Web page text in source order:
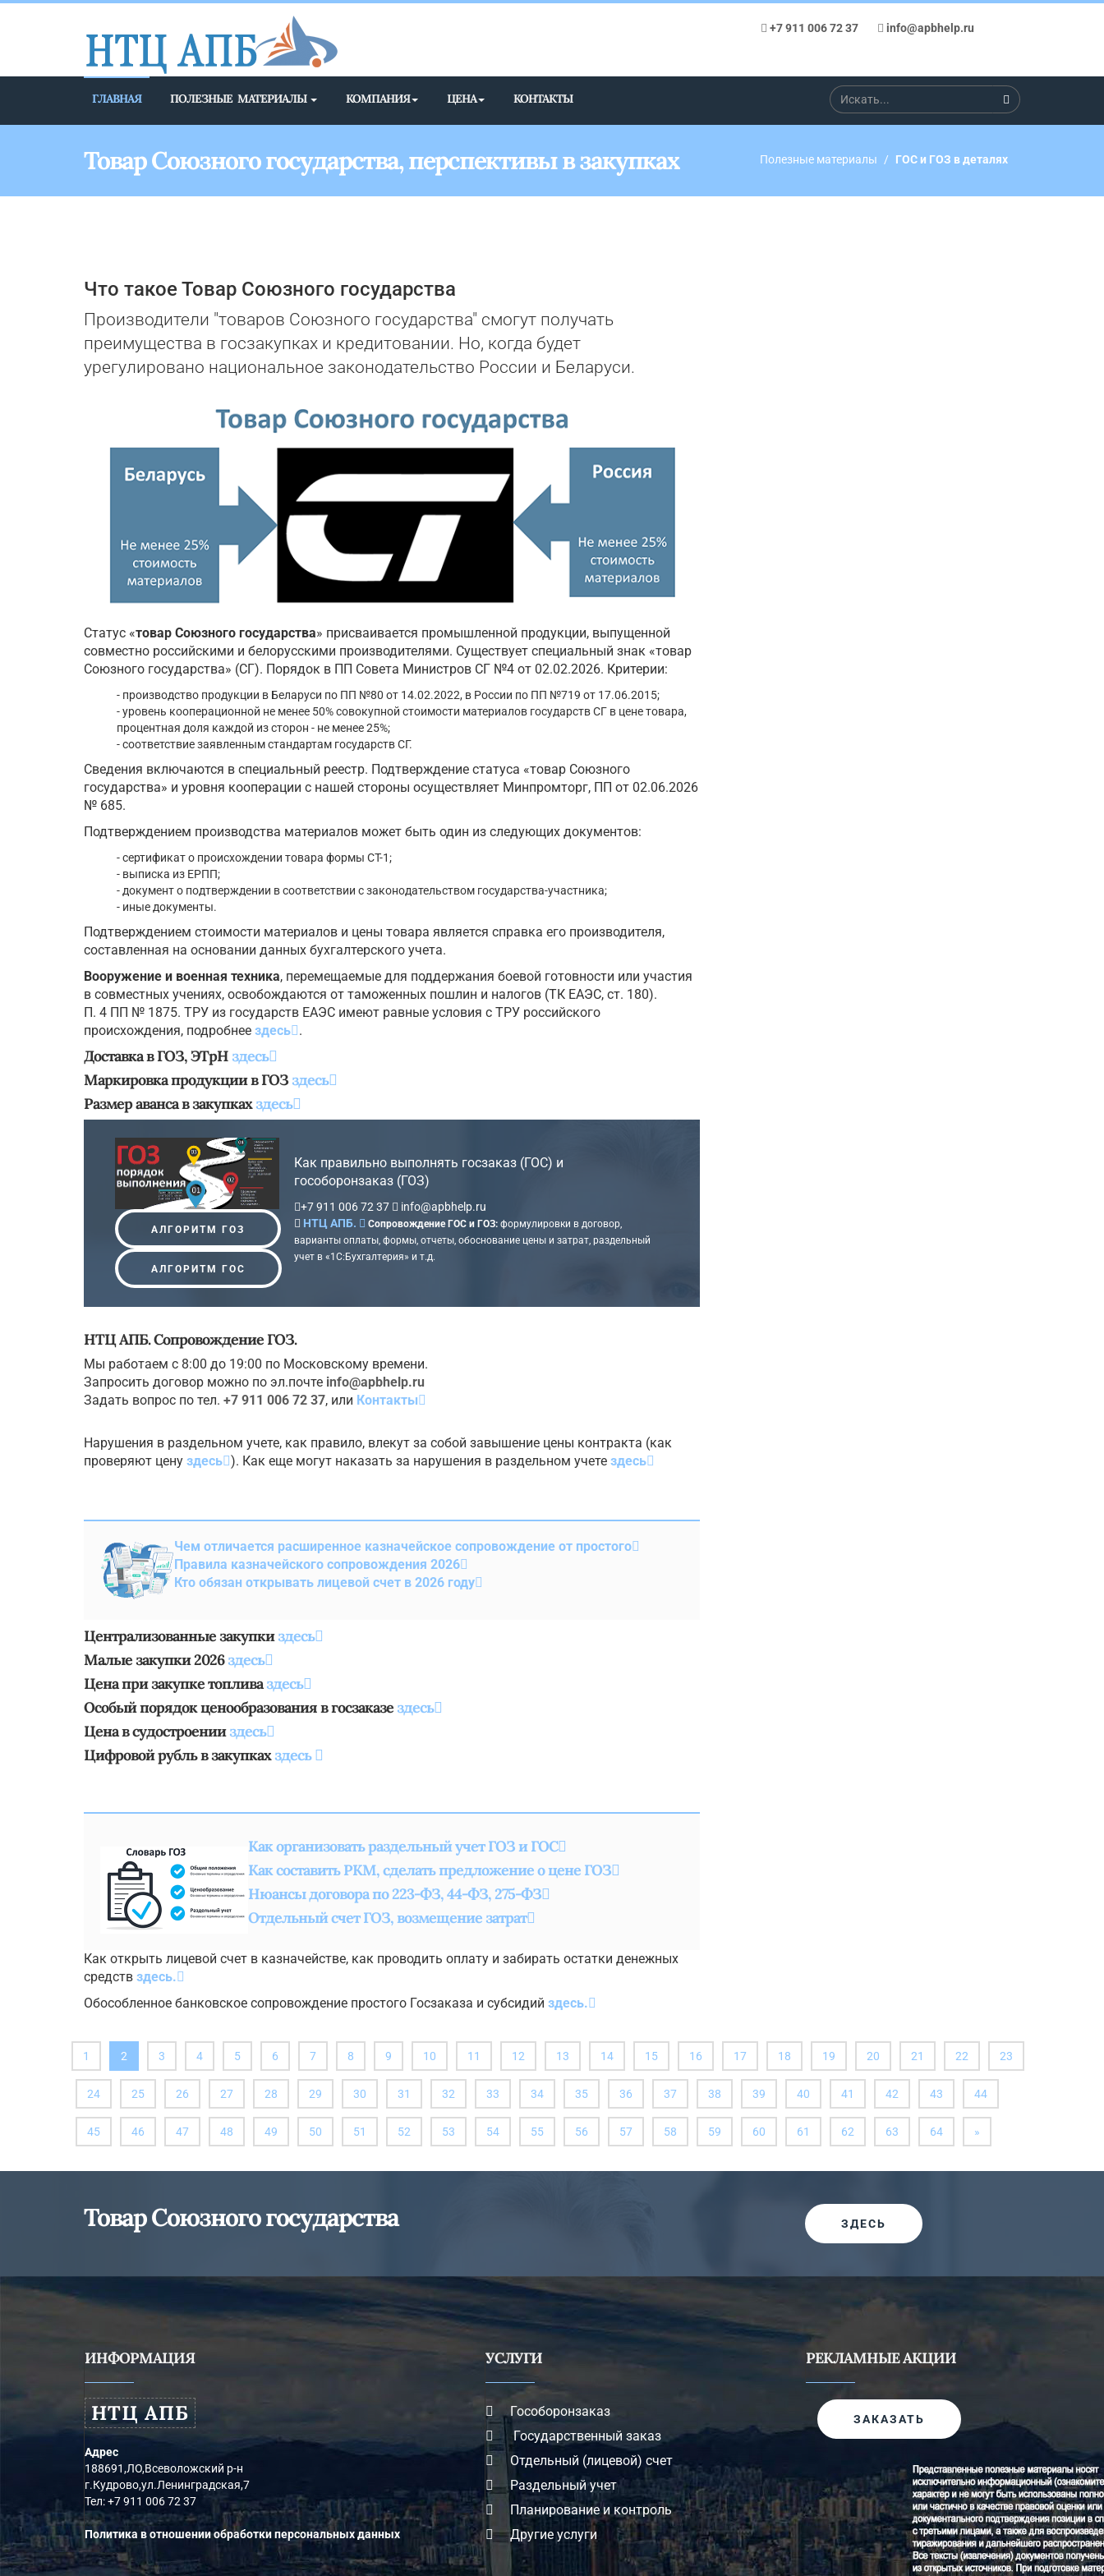
+7 911 006 72 37 info@apbhelp.ru
ГЛАВНАЯ ПОЛЕЗНЫЕ МАТЕРИАЛЫ КОМПАНИЯ ЦЕНА КОНТАКТЫ
Товар Союзного государства, перспективы в закупках Полезные материалы ГОС и ГОЗ в деталях
Что такое Товар Союзного государства
Производители "товаров Союзного государства" смогут получать
преимущества в госзакупках и кредитовании. Но, когда будет
урегулировано национальное законодательство России и Беларуси.
Статус «товар Союзного государства» присваивается промышленной продукции, выпущенной
совместно российскими и белорусскими производителями. Существует специальный знак «товар
Союзного государства» (СГ). Порядок в ПП Совета Министров СГ №4 от 02.02.2026. Критерии:
- производство продукции в Беларуси по ПП №80 от 14.02.2022, в России по ПП №719 от 17.06.2015;
- уровень кооперационной не менее 50% совокупной стоимости материалов государств СГ в цене товара,
процентная доля каждой из сторон - не менее 25%;
- соответствие заявленным стандартам государств СГ.
Сведения включаются в специальный реестр. Подтверждение статуса «товар Союзного
государства» и уровня кооперации с нашей стороны осуществляет Минпромторг, ПП от 02.06.2026
№ 685.
Подтверждением производства материалов может быть один из следующих документов:
- сертификат о происхождении товара формы СТ-1;
- выписка из ЕРПП;
- документ о подтверждении в соответствии с законодательством государства-участника;
- иные документы.
Подтверждением стоимости материалов и цены товара является справка его производителя,
составленная на основании данных бухгалтерского учета.
Вооружение и военная техника, перемещаемые для поддержания боевой готовности или участия
в совместных учениях, освобождаются от таможенных пошлин и налогов (ТК ЕАЭС, ст. 180).
П. 4 ПП № 1875. ТРУ из государств ЕАЭС имеют равные условия с ТРУ российского
происхождения, подробнее здесь .
Доставка в ГОЗ, ЭТрН здесь
Маркировка продукции в ГОЗздесь
Размер аванса в закупкахздесь
АЛГОРИТМ ГОЗ
АЛГОРИТМ ГОС
Как правильно выполнять госзаказ (ГОС) и
гособоронзаказ (ГОЗ)
+7 911 006 72 37
info@apbhelp.ru
НТЦ АПБ.
Сопровождение ГОС и ГОЗ:формулировки в договор,
варианты оплаты, формы, отчеты, обоснование цены и затрат, раздельный
учет в «1С:Бухгалтерия» и т.д.
НТЦ АПБ. Сопровождение ГОЗ.
Мы работаем с 8:00 до 19:00 по Московскому времени.
Запросить договор можно по эл.почте info@apbhelp.ru
Задать вопрос по тел. +7 911 006 72 37, или Контакты
Нарушения в раздельном учете, как правило, влекут за собой завышение цены контракта (как
проверяют цену здесь ). Как еще могут наказать за нарушения в раздельном учете здесь
Чем отличается расширенное казначейское сопровождение от простого
Правила казначейского сопровождения 2026
Кто обязан открывать лицевой счет в 2026 году
Централизованные закупкиздесь
Малые закупки 2026здесь
Цена при закупке топливаздесь
Особый порядок ценообразования в госзаказе здесь
Цена в судостроенииздесь
Цифровой рубль в закупкахздесь
Как организовать раздельный учет ГОЗ и ГОС
Как составить РКМ, сделать предложение о цене ГОЗ
Нюансы договора по 223-ФЗ, 44-ФЗ, 275-ФЗ
Отдельный счет ГОЗ, возмещение затрат
Как открыть лицевой счет в казначействе, как проводить оплату и забирать остатки денежных
средств здесь.
Обособленное банковское сопровождение простого Госзаказа и субсидий здесь.
1 2
здесь)
3 4 5 6 7 8 9 10 11 12 13 14 15 16 17 18 19 20 21 22 23
24 25 26 27 28 29 30 31 32 33 34 35 36 37 38 39 40 41 42 43 44
45 46 47 48 49 50 51 52 53 54 55 56 57 58 59 60 61 62 63 64 »
Товар Союзного государства ЗДЕСЬ
ИНФОРМАЦИЯ
НТЦ АПБ
Адрес
188691,ЛО,Всеволожский р-н
г.Кудрово,ул.Ленинградская,7
Тел:+7 911 006 72 37
Политика в отношении обработки персональных данных
УСЛУГИ
Гособоронзаказ
Государственный заказ
Отдельный (лицевой) счет
Раздельный учет
Планирование и контроль
Другие услуги
РЕКЛАМНЫЕ АКЦИИ
ЗАКАЗАТЬ